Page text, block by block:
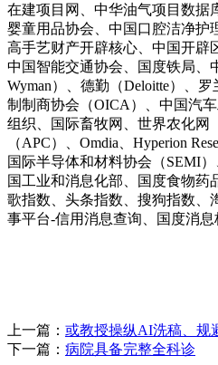
在建项目网、中华油气项目数据
婴童用品协会、中国口腔洁净护
高手艺财产开辟核心、中国开辟
中国智能交通协会、国度铁局、
Wyman）、德勤（Deloitte）、
制制商协会（OICA）、中国汽
组织、国际畜牧网、世界农化网
（APC）、Omdia、Hyperion
国际半导体和材料协会（SEMI
国工业和消息化部、国度食物
歌指数、头条指数、搜狗指数、
事平台-信用消息查询、国度消息
上一篇： 或教授操纵AI洗稿、规
下一篇： 病院具备完整全科诊